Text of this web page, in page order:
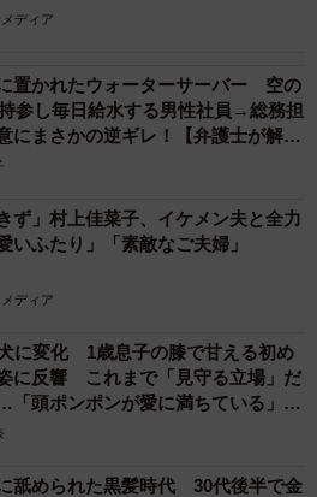
ディア
置かれたウォーターサーバー 空の
参し毎日給水する男性社員→総務担
にまさかの逆ギレ！【弁護士が解
ず」村上佳菜子、イケメン夫と全力
いふたり」「素敵なご夫婦」
ディア
に変化 1歳息子の膝で甘える初め
に反響 これまで「見守る立場」だ
「頭ポンポンが愛に満ちている」
舐められた黒髪時代 30代後半で金